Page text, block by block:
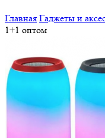
Главная Гаджеты и
1+1 оптом